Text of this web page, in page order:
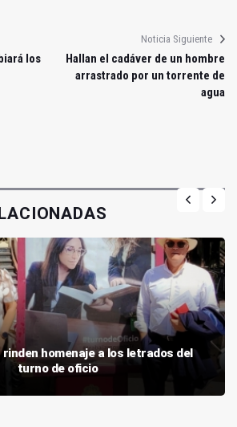
los
Noticia Siguiente
Hallan el cadáver de un hombre
arrastrado por un torrente de
agua
homenaje a los letrados del
turno de oficio